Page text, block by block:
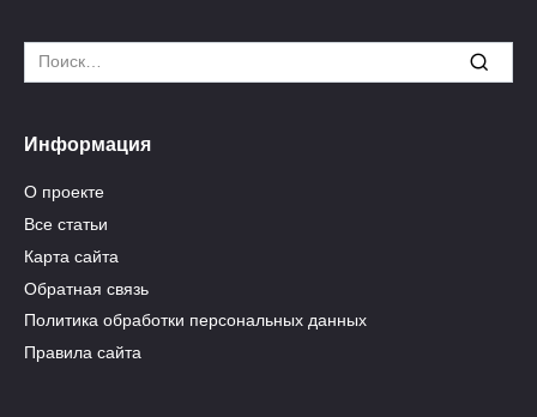
Search
for:
Информация
О проекте
Все статьи
Карта сайта
Обратная связь
Политика обработки персональных данных
Правила сайта